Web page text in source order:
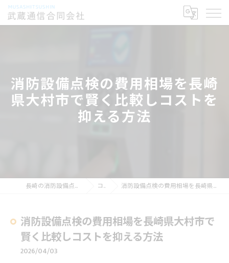
消防設備点検の費用相場を長崎
県大村市で賢く比較しコストを
抑える方法
長崎の消防設備点検なら武蔵通信合同会社 コラム 消防設備点検の費用相場を長崎県大村市で賢く比較しコストを抑える方法
消防設備点検の費用相場を長崎県大村市で
賢く比較しコストを抑える方法
2026/04/03